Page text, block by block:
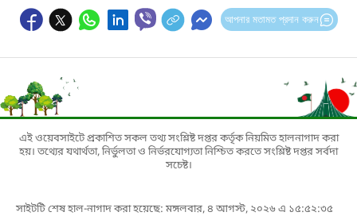
আপনার মতামত প্রদান করুন
এই ওয়েবসাইটে প্রকাশিত সকল তথ্য সংশ্লিষ্ট দপ্তর কর্তৃক নিয়মিত হালনাগাদ করা
হয়। তথ্যের যথার্থতা, নির্ভুলতা ও নির্ভরযোগ্যতা নিশ্চিত করতে সংশ্লিষ্ট দপ্তর সর্বদা
সচেষ্ট।
সাইটটি শেষ হাল-নাগাদ করা হয়েছে: মঙ্গলবার, ৪ আগস্ট, ২০২৬ এ ১৫:৫২:৩৫